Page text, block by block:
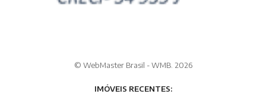
© WebMaster Brasil - WMB. 2026
IMÓVEIS RECENTES: